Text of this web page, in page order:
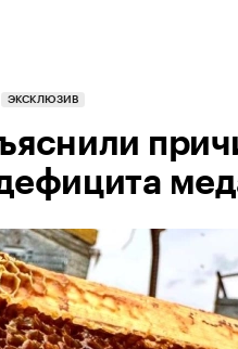
ЭКСКЛЮЗИВ